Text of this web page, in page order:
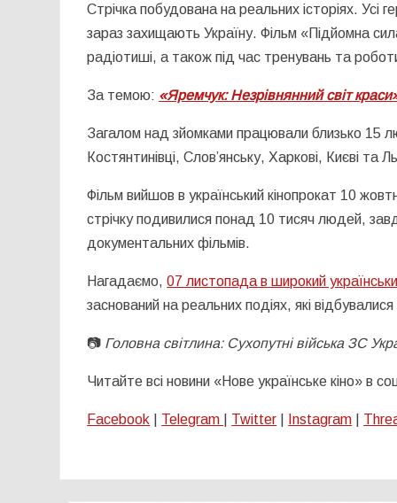
Стрічка побудована на реальних історіях. Усі
зараз захищають Україну. Фільм «Підйомна
радіотиші, а також під час тренувань та роботи
За темою: «Яремчук: Незрівнянний світ
Загалом над зйомками працювали близько 15
Костянтинівці, Словʼянську, Харкові, Києві та
Фільм вийшов в український кінопрокат 10
стрічку подивилися понад 10 тисяч людей,
документальних фільмів.
Нагадаємо,07 листопада в широкий
заснований на реальних подіях, які
📷 Головна світлина: Сухопутні війська ЗС
Читайте всі новини «Нове українське кіно» в
Facebook Telegram Twitter Instagram